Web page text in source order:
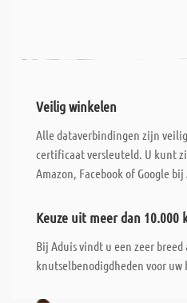
Veilig winkelen
Alle dataverbindingen zijn veilig
certificaat versleuteld. U kunt
Amazon, Facebook of Google
Keuze uit meer dan
Bij Aduis vindt u een zeer
knutselbenodigdheden voor uw